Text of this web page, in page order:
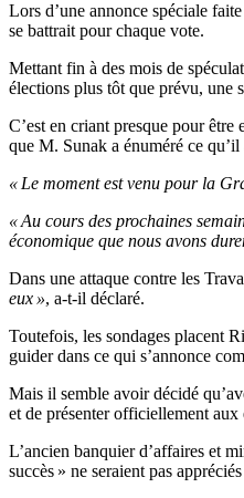
Lors d’une annonce spéciale
se battrait pour chaque vote.
Mettant fin à des mois de
élections plus tôt que prévu, une
C’est en criant presque pour
que M. Sunak a énuméré ce
« Le moment est venu pour la
« Au cours des prochaines
économique que nous avons
Dans une attaque contre les
eux », a-t-il déclaré.
Toutefois, les sondages placent
guider dans ce qui s’annonce
Mais il semble avoir décidé
et de présenter officiellement
L’ancien banquier d’affaires et
succès » ne seraient pas